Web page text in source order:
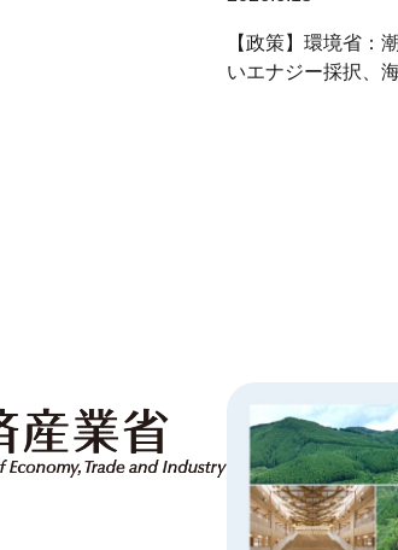
【政策】環境省：
いエナジー採択、